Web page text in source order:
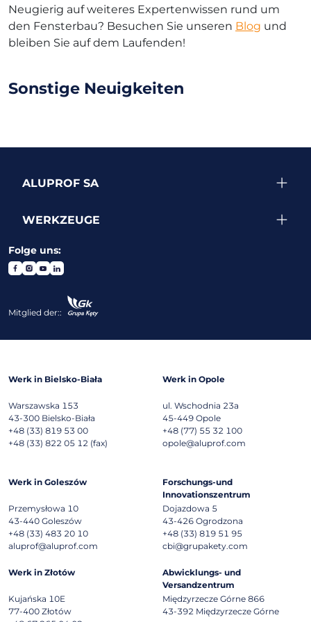
Neugierig auf weiteres Expertenwissen rund um
den Fensterbau? Besuchen Sie unseren Blog und
bleiben Sie auf dem Laufenden!
Sonstige Neuigkeiten
ALUPROF SA
WERKZEUGE
Folge uns:
Mitglied der::
Werk in Bielsko-Biała
Warszawska 153
43-300 Bielsko-Biała
+48 (33) 819 53 00
+48 (33) 822 05 12 (fax)
Werk in Opole
ul. Wschodnia 23a
45-449 Opole
+48 (77) 55 32 100
opole@aluprof.com
Werk in Goleszów
Przemysłowa 10
43-440 Goleszów
+48 (33) 483 20 10
aluprof@aluprof.com
Forschungs-und
Innovationszentrum
Dojazdowa 5
43-426 Ogrodzona
+48 (33) 819 51 95
cbi@grupakety.com
Werk in Złotów
Kujańska 10E
77-400 Złotów
Abwicklungs- und
Versandzentrum
Międzyrzecze Górne 866
43-392 Międzyrzecze Górne